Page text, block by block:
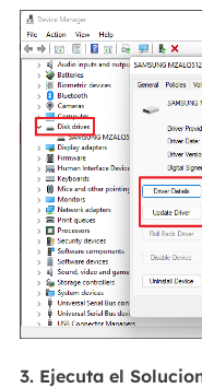
3. Ejecuta el